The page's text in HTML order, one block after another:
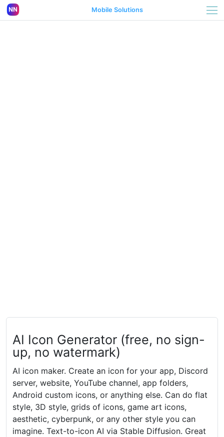
Mobile Solutions
AI Icon Generator (free, no sign-
up, no watermark)
AI icon maker. Create an icon for your app, Discord
server, website, YouTube channel, app folders,
Android custom icons, or anything else. Can do flat
style, 3D style, grids of icons, game art icons,
aesthetic, cyberpunk, or any other style you can
imagine. Text-to-icon AI via Stable Diffusion. Great